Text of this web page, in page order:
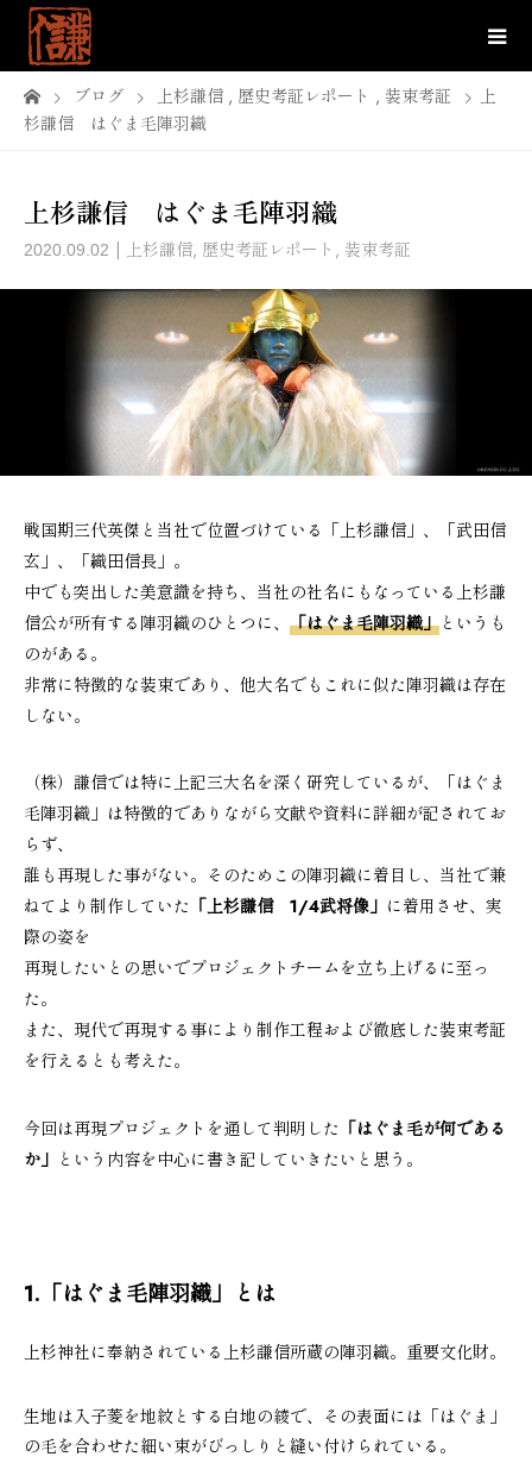
ブログ 上杉謙信 , 歴史考証レポート , 装束考証
上
杉謙信 はぐま毛陣羽織
上杉謙信 はぐま毛陣羽織
2020.09.02 上杉謙信, 歴史考証レポート , 装束考証
戦国期三代英傑と当社で位置づけている「上杉謙信」、「武田信
玄」、「織田信長」。
中でも突出した美意識を持ち、当社の社名にもなっている上杉謙
信公が所有する陣羽織のひとつに、 「はぐま毛陣羽織」 というも
のがある。
非常に特徴的な装束であり、他大名でもこれに似た陣羽織は存在
しない。
（株）謙信では特に上記三大名を深く研究しているが、「はぐま
毛陣羽織」は特徴的でありながら文献や資料に詳細が記されてお
らず、
誰も再現した事がない。そのためこの陣羽織に着目し、当社で兼
ねてより制作していた 「上杉謙信 1/4武将像」 に着用させ、実
際の姿を
再現したいとの思いでプロジェクトチームを立ち上げるに至っ
た。
また、現代で再現する事により制作工程および徹底した装束考証
を行えるとも考えた。
今回は再現プロジェクトを通して判明した 「はぐま毛が何である
か」 という内容を中心に書き記していきたいと思う。
1.「はぐま毛陣羽織」とは
上杉神社に奉納されている上杉謙信所蔵の陣羽織。重要文化財。
生地は入子菱を地紋とする白地の綾で、その表面には「はぐま」
の毛を合わせた細い束がびっしりと縫い付けられている。